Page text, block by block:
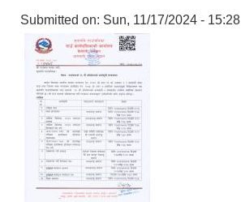
Submitted on: Sun, 11/17/2024 - 15:28